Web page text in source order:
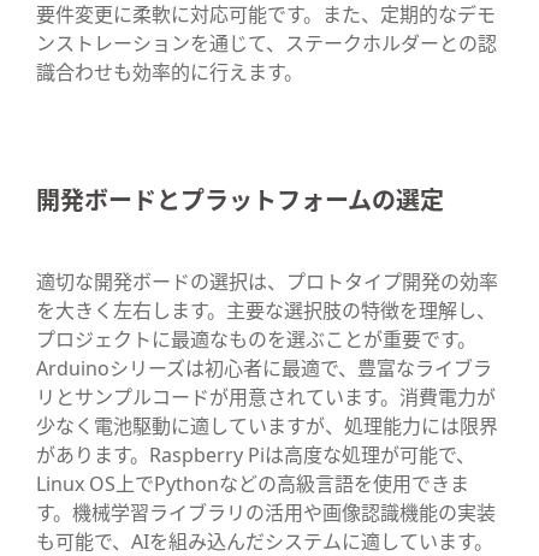
要件変更に柔軟に対応可能です。また、定期的なデモ
ンストレーションを通じて、ステークホルダーとの認
識合わせも効率的に行えます。
開発ボードとプラットフォームの選定
適切な開発ボードの選択は、プロトタイプ開発の効率
を大きく左右します。主要な選択肢の特徴を理解し、
プロジェクトに最適なものを選ぶことが重要です。
Arduinoシリーズは初心者に最適で、豊富なライブラ
リとサンプルコードが用意されています。消費電力が
少なく電池駆動に適していますが、処理能力には限界
があります。Raspberry Piは高度な処理が可能で、
Linux OS上でPythonなどの高級言語を使用できま
す。機械学習ライブラリの活用や画像認識機能の実装
も可能で、AIを組み込んだシステムに適しています。